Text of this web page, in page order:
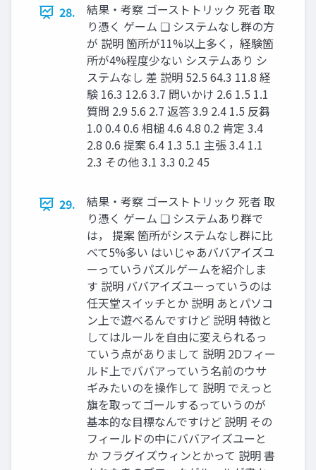
28.
結果・考察 ゴーストトリック 死者 取
り憑く ゲーム ❏ システムなし群の方
が 説明 箇所が11%以上多く，経験箇
所が4%程度少ない システムあり シ
ステムなし 差 説明 52.5 64.3 11.8 経
験 16.3 12.6 3.7 問いかけ 2.6 1.5 1.1
質問 2.9 5.6 2.7 返答 3.9 2.4 1.5 反芻
1.0 0.4 0.6 相槌 4.6 4.8 0.2 肯定 3.4
2.8 0.6 提案 6.4 1.3 5.1 主張 3.4 1.1
2.3 その他 3.1 3.3 0.2 45
29.
結果・考察 ゴーストトリック 死者 取
り憑く ゲーム ❏ システムあり群で
は， 提案 箇所がシステムなし群に比
べて5%多い はいじゃあババアイズユ
ーっていうパズルゲームを紹介しま
す 説明 ババアイズユーっていうのは
任天堂スイッチとか 説明 あとパソコ
ン上で遊べるんですけど 説明 特徴と
してはルールを⾃由に変えられるっ
ていう点がありまして 説明 2Dフィー
ルド上でババアっていう名前のウサ
ギみたいのを操作して 説明 でえっと
旗を取ってゴールするっていうのが
基本的な⽬標なんですけど 説明 その
フィールドの中にババアイズユーと
か フラグイズウィンとかって 説明 書